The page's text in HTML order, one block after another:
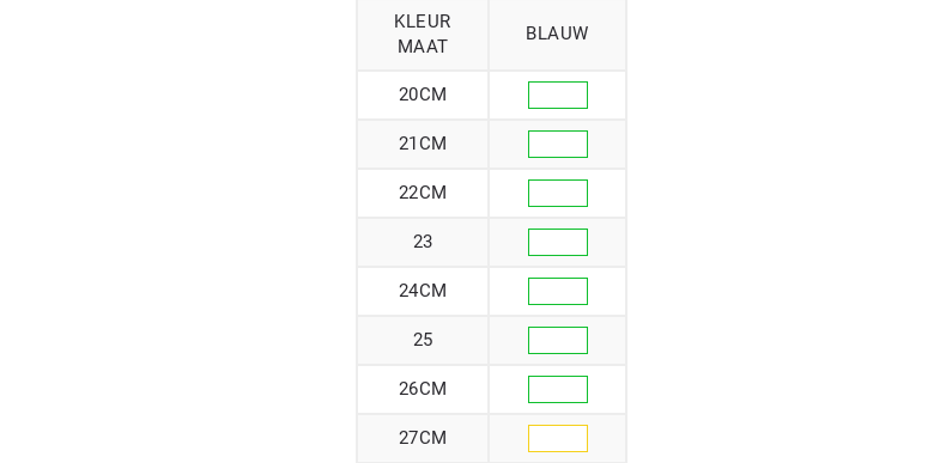
KLEUR
MAAT
BLAUW
20CM
21CM
22CM
23
24CM
25
26CM
27CM